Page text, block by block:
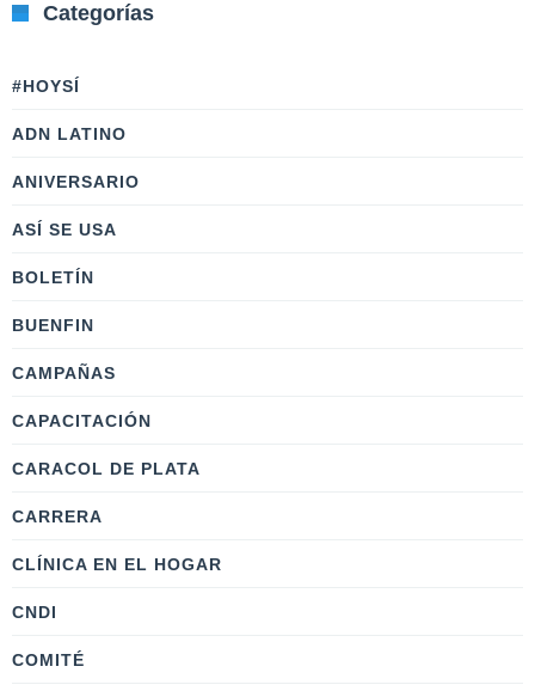
Categorías
#HOYSÍ
ADN LATINO
ANIVERSARIO
ASÍ SE USA
BOLETÍN
BUENFIN
CAMPAÑAS
CAPACITACIÓN
CARACOL DE PLATA
CARRERA
CLÍNICA EN EL HOGAR
CNDI
COMITÉ